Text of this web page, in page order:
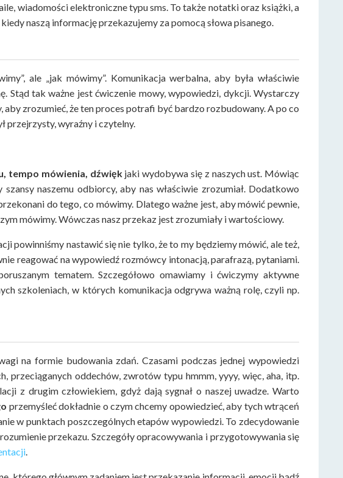
wiadomości elektroniczne typu sms. To także notatki oraz książki, a
naszą informację przekazujemy za pomocą słowa pisanego.
ale „jak mówimy”. Komunikacja werbalna, aby była właściwie
Stąd tak ważne jest ćwiczenie mowy, wypowiedzi, dykcji. Wystarczy
zrozumieć, że ten proces potrafi być bardzo rozbudowany. A po co
przejrzysty, wyraźny i czytelny.
tempo mówienia, dźwiękjaki wydobywa się z naszych ust. Mówiąc
naszemu odbiorcy, aby nas właściwie zrozumiał. Dodatkowo
do tego, co mówimy. Dlatego ważne jest, aby mówić pewnie,
mówimy. Wówczas nasz przekaz jest zrozumiały i wartościowy.
powinniśmy nastawić się nie tylko, że to my będziemy mówić, ale też,
reagować na wypowiedź rozmówcy intonacją, parafrazą, pytaniami.
tematem. Szczegółowo omawiamy i ćwiczymy aktywne
szkoleniach, w których komunikacja odgrywa ważną rolę, czyli np.
na formie budowania zdań. Czasami podczas jednej wypowiedzi
przeciąganych oddechów, zwrotów typu hmmm, yyyy, więc, aha, itp.
z drugim człowiekiem, gdyż dają sygnał o naszej uwadze. Warto
przemyśleć dokładnie o czym chcemy opowiedzieć, aby tych wtrąceń
w punktach poszczególnych etapów wypowiedzi. To zdecydowanie
przekazu. Szczegóły opracowywania i przygotowywania się
.